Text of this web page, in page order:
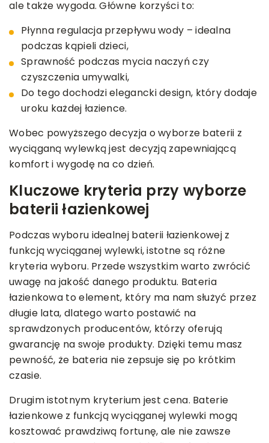
ale także wygoda. Główne korzyści to:
Płynna regulacja przepływu wody – idealna
podczas kąpieli dzieci,
Sprawność podczas mycia naczyń czy
czyszczenia umywalki,
Do tego dochodzi elegancki design, który dodaje
uroku każdej łazience.
Wobec powyższego decyzja o wyborze baterii z
wyciąganą wylewką jest decyzją zapewniającą
komfort i wygodę na co dzień.
Kluczowe kryteria przy wyborze
baterii łazienkowej
Podczas wyboru idealnej baterii łazienkowej z
funkcją wyciąganej wylewki, istotne są różne
kryteria wyboru. Przede wszystkim warto zwrócić
uwagę na jakość danego produktu. Bateria
łazienkowa to element, który ma nam służyć przez
długie lata, dlatego warto postawić na
sprawdzonych producentów, którzy oferują
gwarancję na swoje produkty. Dzięki temu masz
pewność, że bateria nie zepsuje się po krótkim
czasie.
Drugim istotnym kryterium jest cena. Baterie
łazienkowe z funkcją wyciąganej wylewki mogą
kosztować prawdziwą fortunę, ale nie zawsze